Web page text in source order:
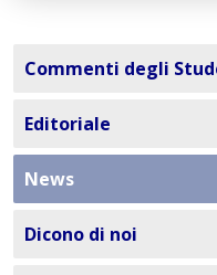
Commenti degli
Editoriale
News
Dicono di noi